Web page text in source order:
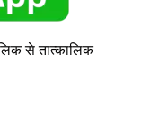
से तात्कालिक